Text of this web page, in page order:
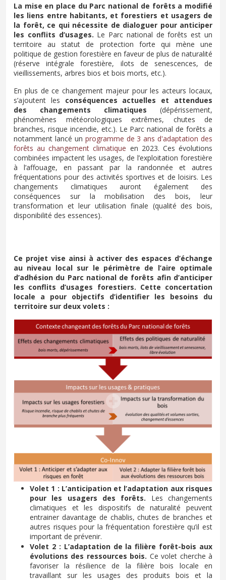
La mise en place du Parc national de forêts a modifié
les liens entre habitants, et forestiers et usagers de
la forêt, ce qui nécessite de dialoguer pour anticiper
les conflits d’usages. Le Parc national de forêts est un
territoire au statutde protection forte qui mène une
politique de gestion forestière en faveur de plus de naturalité
(réserve intégrale forestière, ilots de senescences, de
vieillissements, arbres bios et bois morts, etc.).
En plus de ce changement majeur pour les acteurs locaux,
s’ajoutent les conséquences actuelles et attendues
des changements climatiques (dépérissement,
phénomènes météorologiques extrêmes, chutes de
branches, risque incendie, etc.). Le Parc national de forêts a
notamment lancé un programme de 3 ans d'adaptation des
forêts au changement climatique en 2023. Ces évolutions
combinées impactent les usages, de l’exploitation forestière
à l’affouage, en passant par la randonnée et autres
fréquentations pour des activités sportives et de loisirs. Les
changements climatiques auront également des
conséquences sur la mobilisation des bois, leur
transformation et leur utilisation finale (qualité des bois,
disponibilité des essences).
Ce projet vise ainsi à activer des espaces d’échange
au niveau local sur le périmètre de l’aire optimale
d’adhésion du Parc national de forêts afin d’anticiper
les conflits d’usages forestiers. Cette concertation
locale a pour objectifs d’identifier les besoins du
territoire sur deux volets :
Volet 1 : L’anticipation et l’adaptation aux risques
pour les usagers des forêts. Les changements
climatiques et les dispositifs de naturalité peuvent
entrainer davantage de chablis, chutes de branches et
autres risques pour la fréquentation forestière qu’il est
important de prévenir.
Volet 2 : L’adaptation de la filière forêt-bois aux
évolutions des ressources bois. Ce volet cherche à
favoriser la résilience de la filière bois locale en
travaillant sur les usages des produits bois et la